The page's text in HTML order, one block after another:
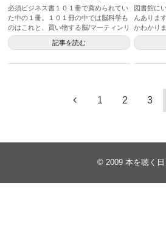
必須ビジネス書１０１冊で薦められてい
た中の１冊。１０１冊の中では脳科学も
のはこれと、買い物する脳/マーティンリ
ンストロームだけでした。 ...
記事を読む
図書館に
んありま
かわかり
４は、は
1 2 3
© 2009 本を聴く日